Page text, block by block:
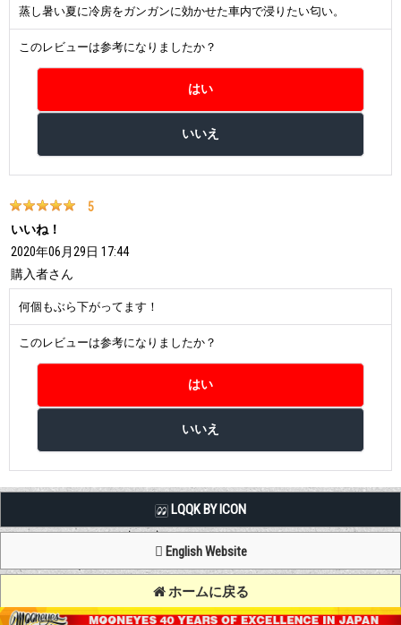
蒸し暑い夏に冷房をガンガンに効かせた車内で浸りたい匂い。
このレビューは参考になりましたか？
5
いいね！
2020年06月29日 17:44
購入者さん
何個もぶら下がってます！
このレビューは参考になりましたか？
LQQK BY ICON
English Website
ホームに戻る